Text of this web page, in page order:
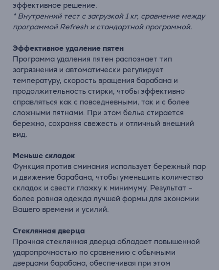
эффективное решение.
* Внутренний тест с загрузкой 1 кг, сравнение между
программой Refresh и стандартной программой.
Эффективное удаление пятен
Программа удаления пятен распознает тип
загрязнения и автоматически регулирует
температуру, скорость вращения барабана и
продолжительность стирки, чтобы эффективно
справляться как с повседневными, так и с более
сложными пятнами. При этом белье стирается
бережно, сохраняя свежесть и отличный внешний
вид.
Меньше складок
Функция против сминания использует бережный пар
и движение барабана, чтобы уменьшить количество
складок и свести глажку к минимуму. Результат –
более ровная одежда лучшей формы для экономии
Вашего времени и усилий.
Стеклянная дверца
Прочная стеклянная дверца обладает повышенной
ударопрочностью по сравнению с обычными
дверцами барабана, обеспечивая при этом